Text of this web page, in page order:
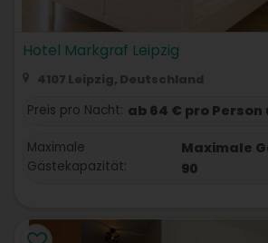
Hotel Markgraf Leipzig
4107 Leipzig, Deutschland
Preis pro Nacht: ab 64 € pro Person
Maximale
Gästekapazität:
Maximale
90